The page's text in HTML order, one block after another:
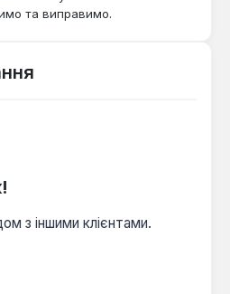
Він підходить для
корозії металу.
та виправимо.
з іншими клієнтами.